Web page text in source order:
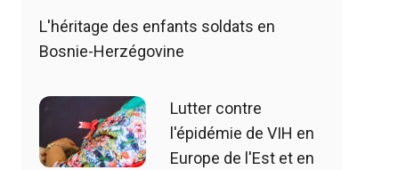
L'héritage des enfants soldats en
Bosnie-Herzégovine
Lutter contre
l'épidémie de VIH en
Europe de l'Est et en